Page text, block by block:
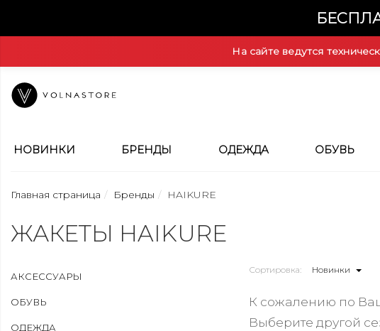
На сайте ведутся
НОВИНКИ БРЕНДЫ ОДЕЖДА ОБУВЬ
Главная страница Бренды HAIKURE
ЖАКЕТЫ HAIKURE
АКСЕССУАРЫ
ОБУВЬ
ОДЕЖДА
Сортировка: Новинки
К сожалению по
Выберите другой